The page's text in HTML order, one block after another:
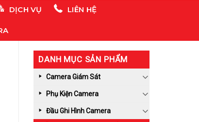
DỊCH VỤ LIÊN HỆ
DANH MỤC SẢN PHẨM
Camera Giám Sát
Phụ Kiện Camera
Đầu Ghi Hình Camera